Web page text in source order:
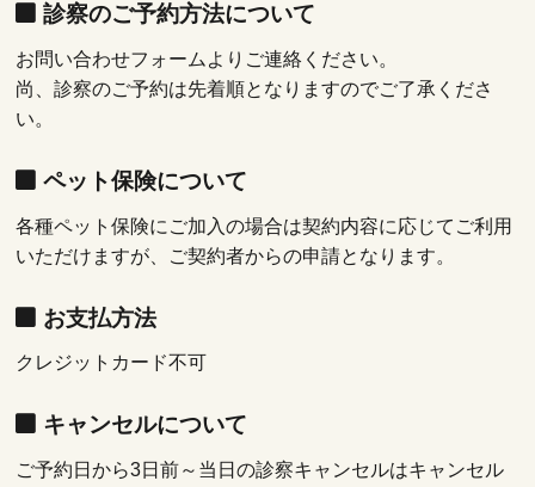
診察のご予約方法について
お問い合わせフォームよりご連絡ください。
尚、診察のご予約は先着順となりますのでご了承くださ
い。
ペット保険について
各種ペット保険にご加入の場合は契約内容に応じてご利用
いただけますが、ご契約者からの申請となります。
お支払方法
クレジットカード不可
キャンセルについて
ご予約日から3日前～当日の診察キャンセルはキャンセル